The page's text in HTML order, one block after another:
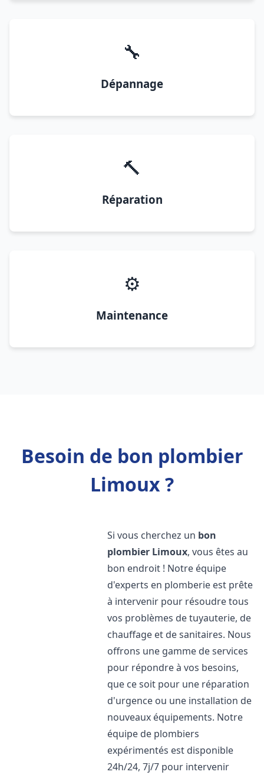
🔧
Dépannage
🔨
Réparation
⚙️
Maintenance
Besoin de bon plombier
Limoux ?
Si vous cherchez un bon
plombier Limoux, vous êtes au
bon endroit ! Notre équipe
d'experts en plomberie est prête
à intervenir pour résoudre tous
vos problèmes de tuyauterie, de
chauffage et de sanitaires. Nous
offrons une gamme de services
pour répondre à vos besoins,
que ce soit pour une réparation
d'urgence ou une installation de
nouveaux équipements. Notre
équipe de plombiers
expérimentés est disponible
24h/24, 7j/7 pour intervenir